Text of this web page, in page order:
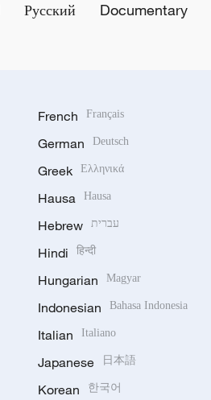
Русский Documentary
French Français
German Deutsch
Greek Ελληνικά
Hausa Hausa
Hebrew עברית
Hindi हिन्दी
Hungarian Magyar
Indonesian Bahasa Indonesia
Italian Italiano
Japanese 日本語
Korean 한국어